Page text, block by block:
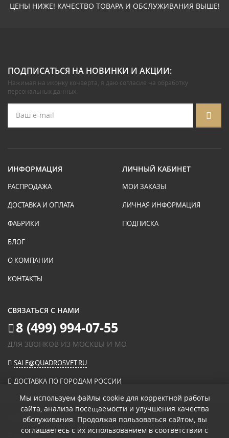
ЦЕНЫ НИЖЕ! КАЧЕСТВО ТОВАРА И ОБСЛУЖИВАНИЯ ВЫШЕ!
ПОДПИСАТЬСЯ НА НОВИНКИ И АКЦИИ:
Нажимая на иконку конверта, я даю согласие на обработку
персональных данных
ИНФОРМАЦИЯ
РАСПРОДАЖА
ДОСТАВКА И ОПЛАТА
ФАБРИКИ
БЛОГ
О КОМПАНИИ
КОНТАКТЫ
ЛИЧНЫЙ КАБИНЕТ
МОИ ЗАКАЗЫ
ЛИЧНАЯ ИНФОРМАЦИЯ
ПОДПИСКА
СВЯЗАТЬСЯ С НАМИ
8 (499) 994-07-55
ДЛЯ ЗВОНКОВ ИЗ МОСКВЫ И МО
SALE@QUADROSVET.RU
ДОСТАВКА ПО ГОРОДАМ РОССИИ
ОПЛАЧИВАЙТЕ ПРИ ПОЛУЧЕНИИ
© 2026«КВАДРО СВЕТ» ИНТЕРНЕТ-МАГАЗИН СВЕТИЛЬНИКОВ.
Мы используем файлы cookie для корректной работы
сайта, анализа посещаемости и улучшения качества
обслуживания. Продолжая пользоваться сайтом, вы
соглашаетесь с их использованием в соответствии с